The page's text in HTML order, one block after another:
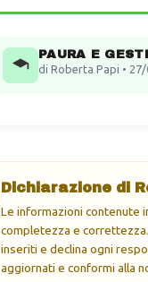
PAURA E
di Roberta Papi •
Dichiarazione di
Le informazioni contenute
completezza e
inseriti e declina ogni
aggiornati e conformi alla